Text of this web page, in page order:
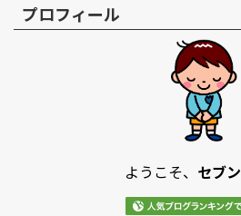
プロフィール
ようこそ、 セブン